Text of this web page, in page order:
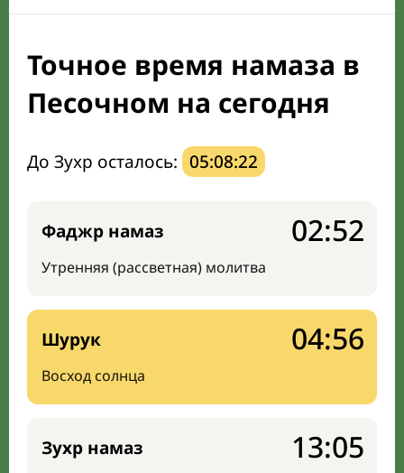
Календарь рамадана
Направление киблы
Точное время намаза в
Песочном на сегодня
До Зухр осталось: 05:08:21
Фаджр намаз
Утренняя (рассветная) молитва
02:52
Шурук
Восход солнца
04:56
Зухр намаз 13:05